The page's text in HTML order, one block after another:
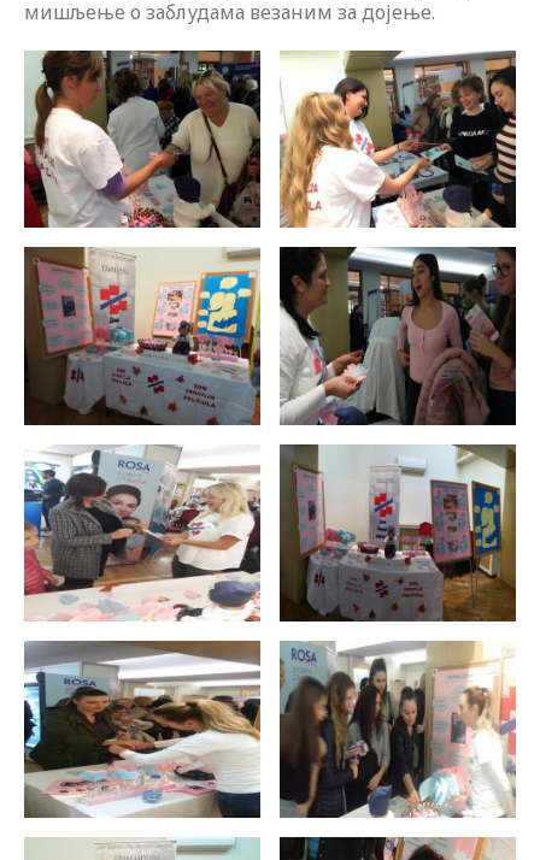
мишљење о заблудама везаним за дојење.